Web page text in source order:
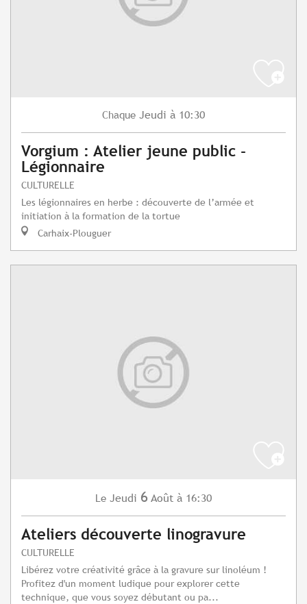
Chaque Jeudi à 10:30
Vorgium : Atelier jeune public -
Légionnaire
CULTURELLE
Les légionnaires en herbe : découverte de l’armée et
initiation à la formation de la tortue
Carhaix-Plouguer
Le Jeudi 6 Août à 16:30
Ateliers découverte linogravure
CULTURELLE
Libérez votre créativité grâce à la gravure sur linoléum !
Profitez d'un moment ludique pour explorer cette
technique, que vous soyez débutant ou pa...